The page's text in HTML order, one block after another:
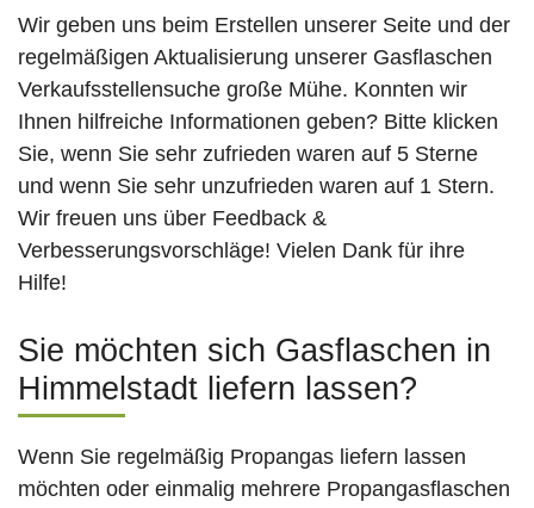
Wir geben uns beim Erstellen unserer Seite und der
regelmäßigen Aktualisierung unserer Gasflaschen
Verkaufsstellensuche große Mühe. Konnten wir
Ihnen hilfreiche Informationen geben? Bitte klicken
Sie, wenn Sie sehr zufrieden waren auf 5 Sterne
und wenn Sie sehr unzufrieden waren auf 1 Stern.
Wir freuen uns über Feedback &
Verbesserungsvorschläge! Vielen Dank für ihre
Hilfe!
Sie möchten sich Gasflaschen in
Himmelstadt liefern lassen?
Wenn Sie regelmäßig Propangas liefern lassen
möchten oder einmalig mehrere Propangasflaschen